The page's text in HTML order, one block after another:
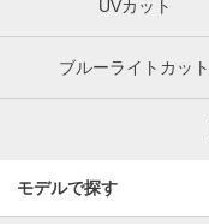
UVカット
ブルーライトカット
モデルで探す